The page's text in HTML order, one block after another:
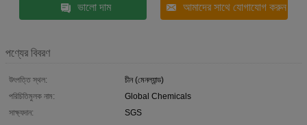
ভালো দাম আমাদের সাথে যোগাযোগ করুন
পণ্যের বিবরণ
উৎপত্তি স্থল:
চীন (মেনল্যান্ড)
পরিচিতিমুলক নাম:
Global Chemicals
সাক্ষ্যদান:
SGS